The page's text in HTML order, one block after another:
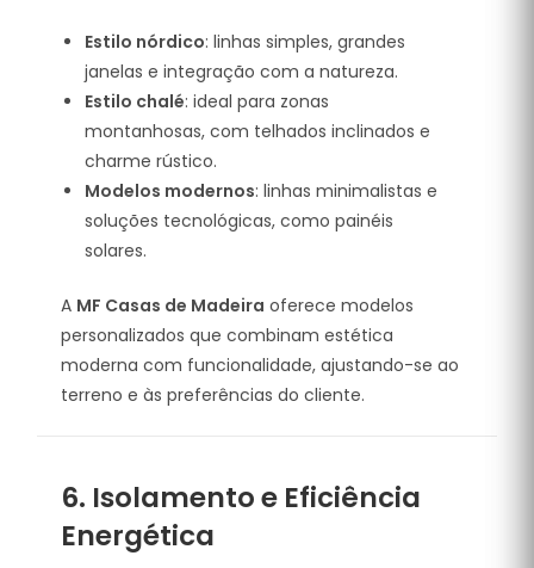
Estilo nórdico: linhas simples, grandes
janelas e integração com a natureza.
Estilo chalé: ideal para zonas
montanhosas, com telhados inclinados e
charme rústico.
Modelos modernos: linhas minimalistas e
soluções tecnológicas, como painéis
solares.
A MF Casas de Madeira oferece modelos
personalizados que combinam estética
moderna com funcionalidade, ajustando-se ao
terreno e às preferências do cliente.
6. Isolamento e Eficiência
Energética